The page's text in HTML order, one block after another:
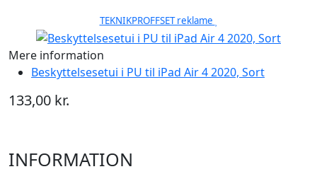
TEKNIKPROFFSET reklame
Mere information
Beskyttelsesetui i PU til iPad Air 4 2020, Sort
133,00 kr.
INFORMATION